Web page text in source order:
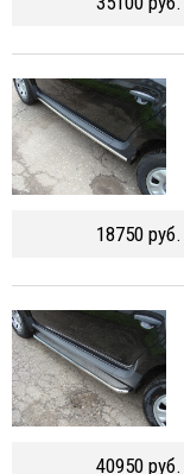
18750 руб.
40950 руб.